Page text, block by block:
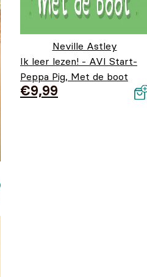
Neville Astley
Ik leer lezen! - AVI Start-
Peppa Pig, Met de boot
€9,99